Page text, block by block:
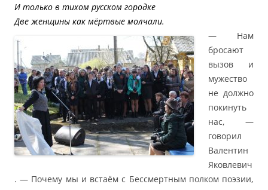
И только в тихом русском городке
Две женщины как мёртвые молчали.
— Нам
бросают
вызов и
мужество
не должно
покинуть
нас, —
говорил
Валентин
Яковлевич
. — Почему мы и встаём с Бессмертным полком поэзии,